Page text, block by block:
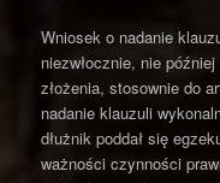
Wniosek o nadanie
niezwłocznie, nie
złożenia, stosownie do
nadanie klauzuli
dłużnik poddał się
ważności czynności